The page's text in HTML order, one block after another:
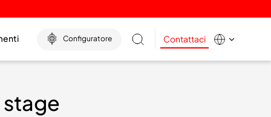
Configuratore Contattaci